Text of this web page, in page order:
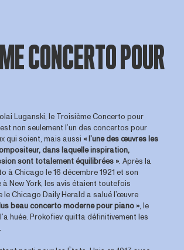
CONCERTO POUR
Luganski, le Troisième Concerto pour
non seulement l’un des concertos pour
qui soient, mais aussi « l’une des œuvres les
dans laquelle inspiration,
sont totalement équilibrées ». Après la
à Chicago le 16 décembre 1921 et son
New York, les avis étaient toutefois
Chicago Daily Herald a salué l’œuvre
beau concerto moderne pour piano », le
huée. Prokofiev quitta définitivement les